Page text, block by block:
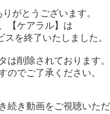
りがとうございます。
【ケアラル】は
スを終了いたしました。
は削除されております。
のでご了承ください。
続き動画をご視聴いた